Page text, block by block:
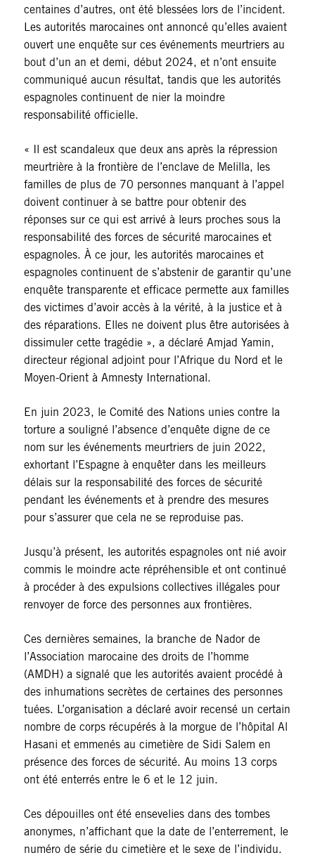
centaines d’autres, ont été blessées lors de l’incident.
Les autorités marocaines ont annoncé qu’elles avaient
ouvert une enquête sur ces événements meurtriers au
bout d’un an et demi, début 2024, et n’ont ensuite
communiqué aucun résultat, tandis que les autorités
espagnoles continuent de nier la moindre
responsabilité officielle.
« Il est scandaleux que deux ans après la répression
meurtrière à la frontière de l’enclave de Melilla, les
familles de plus de 70 personnes manquant à l’appel
doivent continuer à se battre pour obtenir des
réponses sur ce qui est arrivé à leurs proches sous la
responsabilité des forces de sécurité marocaines et
espagnoles. À ce jour, les autorités marocaines et
espagnoles continuent de s’abstenir de garantir qu’une
enquête transparente et efficace permette aux familles
des victimes d’avoir accès à la vérité, à la justice et à
des réparations. Elles ne doivent plus être autorisées à
dissimuler cette tragédie », a déclaré Amjad Yamin,
directeur régional adjoint pour l’Afrique du Nord et le
Moyen-Orient à Amnesty International.
En juin 2023, le Comité des Nations unies contre la
torture a souligné l’absence d’enquête digne de ce
nom sur les événements meurtriers de juin 2022,
exhortant l’Espagne à enquêter dans les meilleurs
délais sur la responsabilité des forces de sécurité
pendant les événements et à prendre des mesures
pour s’assurer que cela ne se reproduise pas.
Jusqu’à présent, les autorités espagnoles ont nié avoir
commis le moindre acte répréhensible et ont continué
à procéder à des expulsions collectives illégales pour
renvoyer de force des personnes aux frontières.
Ces dernières semaines, la branche de Nador de
l’Association marocaine des droits de l’homme
(AMDH) a signalé que les autorités avaient procédé à
des inhumations secrètes de certaines des personnes
tuées. L’organisation a déclaré avoir recensé un certain
nombre de corps récupérés à la morgue de l’hôpital Al
Hasani et emmenés au cimetière de Sidi Salem en
présence des forces de sécurité. Au moins 13 corps
ont été enterrés entre le 6 et le 12 juin.
Ces dépouilles ont été ensevelies dans des tombes
anonymes, n’affichant que la date de l’enterrement, le
numéro de série du cimetière et le sexe de l’individu.